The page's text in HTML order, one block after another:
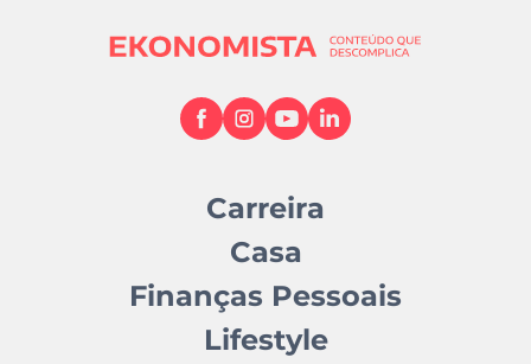
Carreira
Casa
Finanças Pessoais
Lifestyle